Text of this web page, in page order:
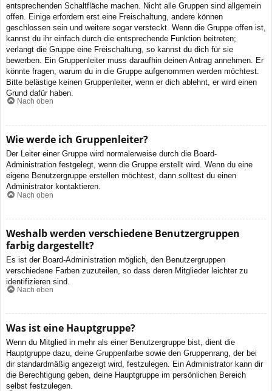
entsprechenden Schaltfläche machen. Nicht alle Gruppen sind allgemein
offen. Einige erfordern erst eine Freischaltung, andere können
geschlossen sein und weitere sogar versteckt. Wenn die Gruppe offen ist,
kannst du ihr einfach durch die entsprechende Funktion beitreten;
verlangt die Gruppe eine Freischaltung, so kannst du dich für sie
bewerben. Ein Gruppenleiter muss daraufhin deinen Antrag annehmen. Er
könnte fragen, warum du in die Gruppe aufgenommen werden möchtest.
Bitte belästige keinen Gruppenleiter, wenn er dich ablehnt, er wird einen
Grund dafür haben.
Nach oben
Wie werde ich Gruppenleiter?
Der Leiter einer Gruppe wird normalerweise durch die Board-
Administration festgelegt, wenn die Gruppe erstellt wird. Wenn du eine
eigene Benutzergruppe erstellen möchtest, dann solltest du einen
Administrator kontaktieren.
Nach oben
Weshalb werden verschiedene Benutzergruppen
farbig dargestellt?
Es ist der Board-Administration möglich, den Benutzergruppen
verschiedene Farben zuzuteilen, so dass deren Mitglieder leichter zu
identifizieren sind.
Nach oben
Was ist eine Hauptgruppe?
Wenn du Mitglied in mehr als einer Benutzergruppe bist, dient die
Hauptgruppe dazu, deine Gruppenfarbe sowie den Gruppenrang, der bei
dir standardmäßig angezeigt wird, festzulegen. Ein Administrator kann dir
die Berechtigung geben, deine Hauptgruppe im persönlichen Bereich
selbst festzulegen.